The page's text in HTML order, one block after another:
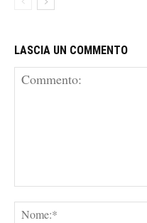
LASCIA UN COMMENTO